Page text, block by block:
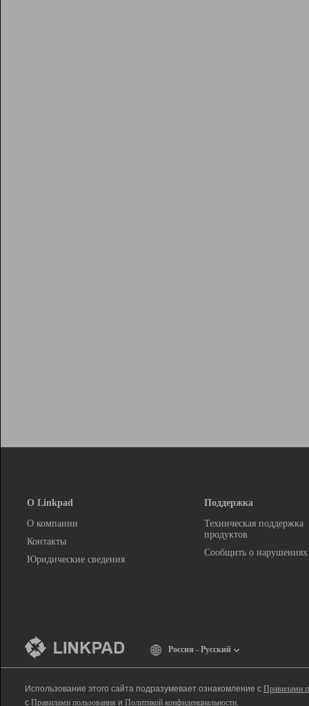
О Linkpad
О компании
Контакты
Юридические сведения
Поддержка
Техническая поддержка
продуктов
Сообщить о нарушениях
Россия - Русский
Использование этого сайта подразумевает ознакомление с Правилами
с Правилами пользования и Политикой конфиденциальности.